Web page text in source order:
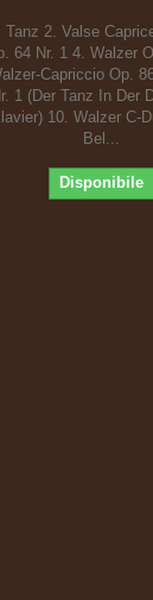
Tanz 2. Valse
64 Nr. 1 4. Walzer
Capriccio Op.
1 (Der Tanz In Der
10. Walzer C-
Bel...
Disponibile